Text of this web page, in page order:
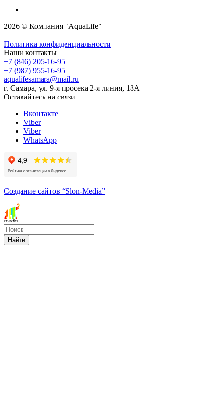
2026 © Компания "AquaLife"
Политика конфиденциальности
Наши контакты
+7 (846) 205-16-95
+7 (987) 955-16-95
aqualifesamara@mail.ru
г. Самара, ул. 9-я просека 2-я линия, 18А
Оставайтесь на связи
Вконтакте
Viber
Viber
WhatsApp
Создание сайтов “Slon-Media”
Найти